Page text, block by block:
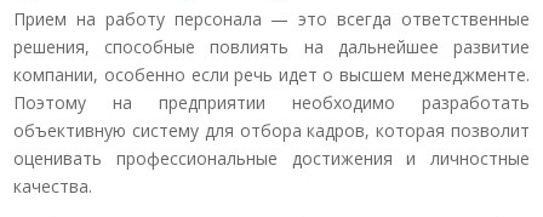
Прием на работу персонала — это всегда ответственные
решения, способные повлиять на дальнейшее развитие
компании, особенно если речь идет о высшем менеджменте.
Поэтому на предприятии необходимо разработать
объективную систему для отбора кадров, которая позволит
оценивать профессиональные достижения и личностные
качества.